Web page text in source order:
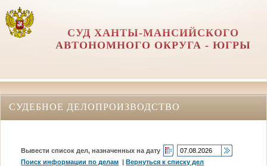
СУД ХАНТЫ-МАНСИЙСКОГО
АВТОНОМНОГО ОКРУГА - ЮГРЫ
СУДЕБНОЕ ДЕЛОПРОИЗВОДСТВО
Вывести список дел, назначенных на дату
Поиск информации по делам |Вернуться к списку дел